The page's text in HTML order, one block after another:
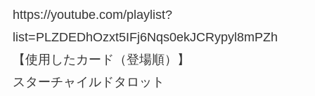
https://youtube.com/playlist?
list=PLZDEDhOzxt5IFj6Nqs0ekJCRypyl8mPZh
【使用したカード（登場順）】
スターチャイルドタロット